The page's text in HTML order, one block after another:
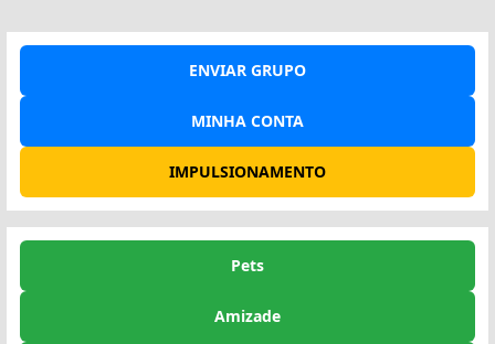
ENVIAR GRUPO
MINHA CONTA
IMPULSIONAMENTO
Pets
Amizade